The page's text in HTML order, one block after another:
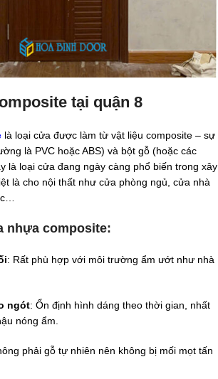
tại quận 8
là loại cửa được làm từ vật liệu composite – sự
là PVC hoặc ABS) và bột gỗ (hoặc các
là loại cửa đang ngày càng phổ biến trong xây
là cho nội thất như cửa phòng ngủ, cửa nhà
nhựa composite:
: Rất phù hợp với môi trường ẩm ướt như nhà
ngót: Ổn định hình dáng theo thời gian, nhất
nóng ẩm.
phải gỗ tự nhiên nên không bị mối mọt tấn